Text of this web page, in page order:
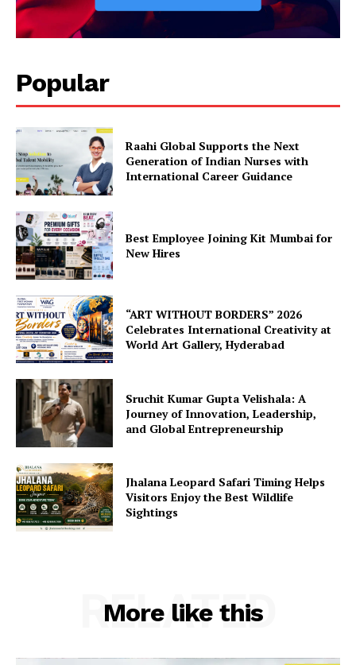
Popular
Raahi Global Supports the Next
Generation of Indian Nurses with
International Career Guidance
Best Employee Joining Kit Mumbai for
New Hires
“ART WITHOUT BORDERS” 2026
Celebrates International Creativity at
World Art Gallery, Hyderabad
Sruchit Kumar Gupta Velishala: A
Journey of Innovation, Leadership,
and Global Entrepreneurship
Jhalana Leopard Safari Timing Helps
Visitors Enjoy the Best Wildlife
Sightings
More like this
RELATED